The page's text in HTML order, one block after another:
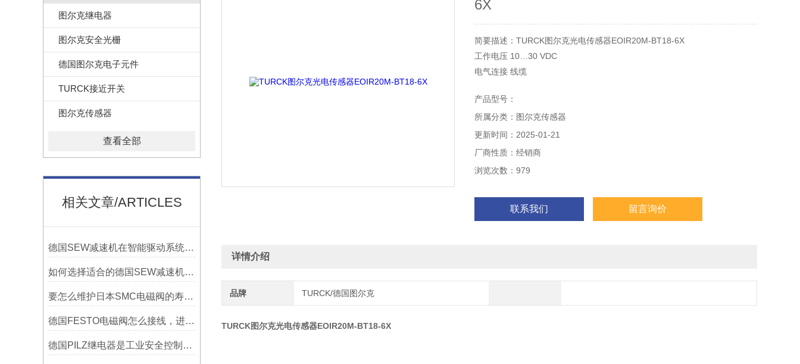
图尔克继电器
图尔克安全光栅
德国图尔克电子元件
TURCK接近开关
图尔克传感器
查看全部
相关文章/ARTICLES
德国SEW减速机在智能驱动系统中变频器、电机、减速机一体化解决方案的优势
如何选择适合的德国SEW减速机以提高系统性能？
要怎么维护日本SMC电磁阀的寿命时间延长
德国FESTO电磁阀怎么接线，进气和出气工作步骤
德国PILZ继电器是工业安全控制的守护者​
6X
简要描述：TURCK图尔克光电传感器EOIR20M-BT18-6X
工作电压 10…30 VDC
电气连接 线缆
外壳材料 塑料, ABS
工作温度 -20…+70 °C
产品型号：
所属分类：图尔克传感器
更新时间：2025-01-21
厂商性质：经销商
浏览次数：979
联系我们 留言询价
详情介绍
品牌 TURCK/德国图尔克
TURCK图尔克光电传感器EOIR20M-BT18-6X